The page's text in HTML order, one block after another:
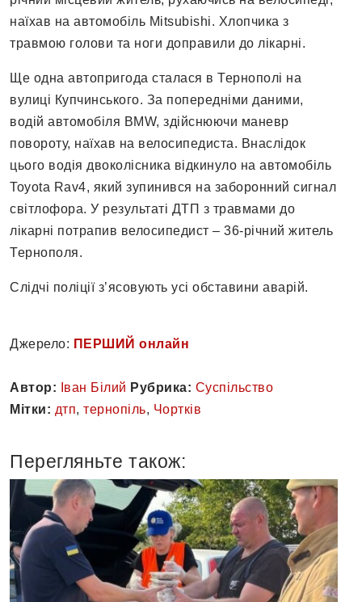
наїхав на автомобіль Mitsubishi. Хлопчика з
травмою голови та ноги доправили до лікарні.
Ще одна автопригода сталася в Тернополі на
вулиці Купчинського. За попередніми даними,
водій автомобіля BMW, здійснюючи маневр
повороту, наїхав на велосипедиста. Внаслідок
цього водія двоколісника відкинуло на автомобіль
Toyota Rav4, який зупинився на заборонний сигнал
світлофора. У результаті ДТП з травмами до
лікарні потрапив велосипедист – 36-річний житель
Тернополя.
Слідчі поліції з’ясовують усі обставини аварій.
Джерело: ПЕРШИЙ онлайн
Автор: Іван Білий Рубрика: Суспільство
Мітки: дтп, тернопіль, Чортків
Перегляньте також: